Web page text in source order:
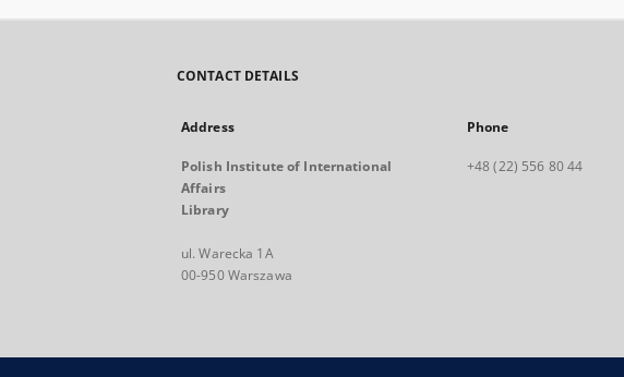
CONTACT DETAILS
Address
Polish Institute of International
Affairs
Library
ul. Warecka 1A
00-950 Warszawa
Phone
+48 (22) 556 80 44